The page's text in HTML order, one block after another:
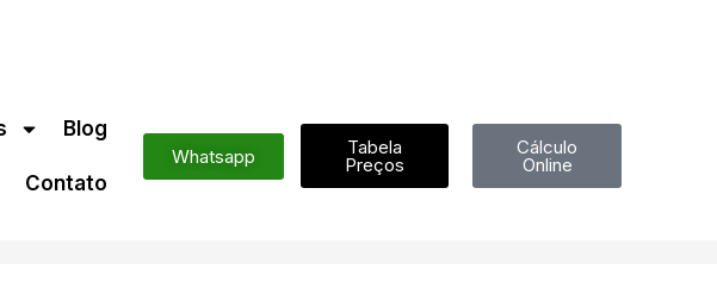
Blog
Contato
Whatsapp Tabela
Preços
Cálculo
Online